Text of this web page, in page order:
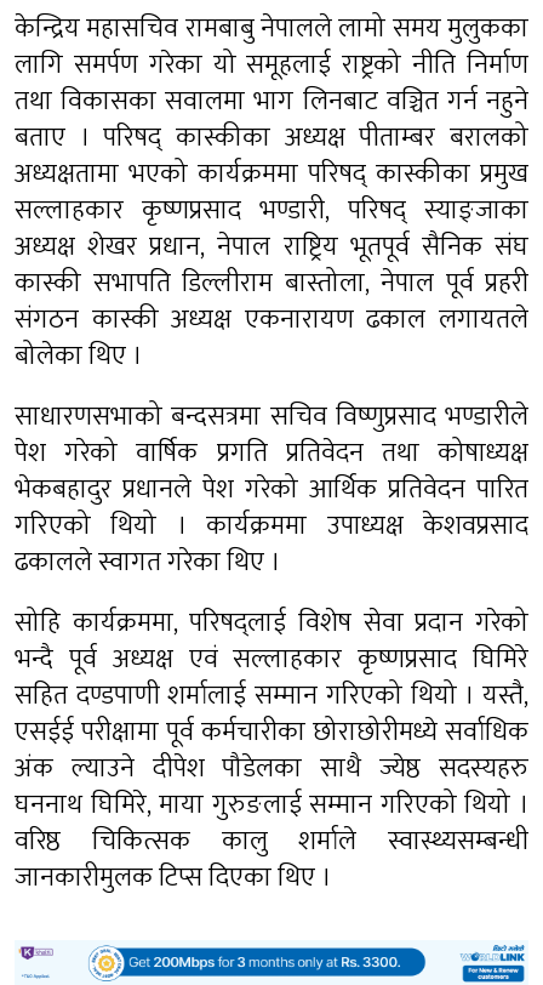
केन्द्रिय महासचिव रामबाबु नेपालले लामो समय मुलुकका
लागि समर्पण गरेका यो समूहलाई राष्ट्रको नीति निर्माण
तथा विकासका सवालमा भाग लिनबाट वञ्चित गर्न नहुने
बताए । परिषद् कास्कीका अध्यक्ष पीताम्बर बरालको
अध्यक्षतामा भएको कार्यक्रममा परिषद् कास्कीका प्रमुख
सल्लाहकार कृष्णप्रसाद भण्डारी, परिषद् स्याङ्जाका
अध्यक्ष शेखर प्रधान, नेपाल राष्ट्रिय भूतपूर्व सैनिक संघ
कास्की सभापति डिल्लीराम बास्तोला, नेपाल पूर्व प्रहरी
संगठन कास्की अध्यक्ष एकनारायण ढकाल लगायतले
बोलेका थिए ।
साधारणसभाको बन्दसत्रमा सचिव विष्णुप्रसाद भण्डारीले
पेश गरेको वार्षिक प्रगति प्रतिवेदन तथा कोषाध्यक्ष
भेकबहादुर प्रधानले पेश गरेको आर्थिक प्रतिवेदन पारित
गरिएको थियो । कार्यक्रममा उपाध्यक्ष केशवप्रसाद
ढकालले स्वागत गरेका थिए ।
सोहि कार्यक्रममा, परिषद्लाई विशेष सेवा प्रदान गरेको
भन्दै पूर्व अध्यक्ष एवं सल्लाहकार कृष्णप्रसाद घिमिरे
सहित दण्डपाणी शर्मालाई सम्मान गरिएको थियो । यस्तै,
एसईई परीक्षामा पूर्व कर्मचारीका छोराछोरीमध्ये सर्वाधिक
अंक ल्याउने दीपेश पौडेलका साथै ज्येष्ठ सदस्यहरु
घननाथ घिमिरे, माया गुरुङलाई सम्मान गरिएको थियो ।
वरिष्ठ चिकित्सक कालु शर्माले स्वास्थ्यसम्बन्धी
जानकारीमुलक टिप्स दिएका थिए ।